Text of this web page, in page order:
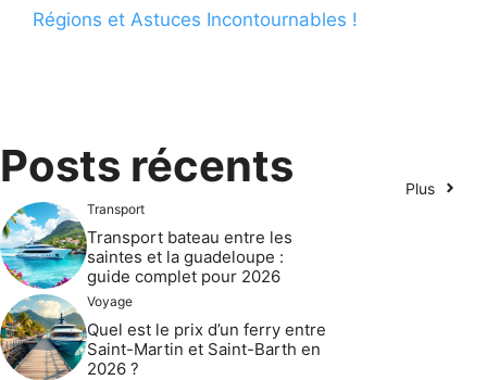
Régions et Astuces Incontournables !
Posts récents Plus
Transport
Transport bateau entre les
saintes et la guadeloupe :
guide complet pour 2026
Voyage
Quel est le prix d’un ferry entre
Saint-Martin et Saint-Barth en
2026 ?